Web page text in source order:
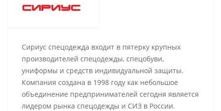
Сириус спецодежда входит в пятерку крупных
производителей спецодежды, спецобуви,
униформы и средств индивидуальной защиты.
Компания создана в 1998 году как небольшое
объединение предпринимателей сегодня является
лидером рынка спецодежды и СИЗ в России.